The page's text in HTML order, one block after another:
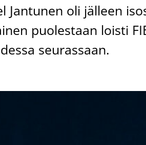
Jantunen oli jälleen
puolestaan loisti
seurassaan.